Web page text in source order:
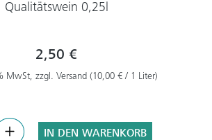
Qualitätswein 0,25l
2,50 €
MwSt, zzgl. Versand (10,00 € / 1 Liter)
IN DEN WARENKORB